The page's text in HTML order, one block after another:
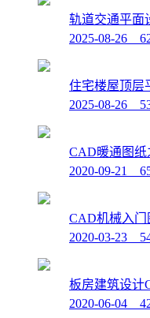
轨道交通平面
2025-08-26
住宅楼屋顶层
2025-08-26
CAD暖通图纸
2020-09-21
CAD机械入
2020-03-23
板房建筑设计
2020-06-04